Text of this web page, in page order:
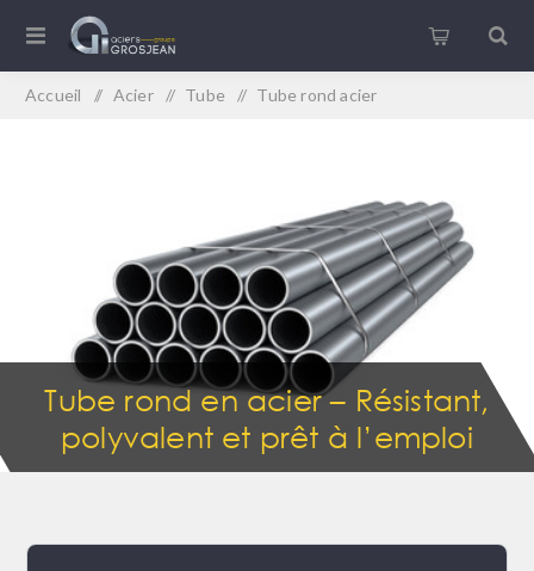
Accueil / Acier / Tube / Tube rond acier
Tube rond en acier – Résistant,
polyvalent et prêt à l’emploi